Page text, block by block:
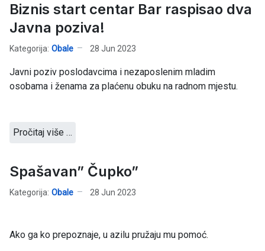
Biznis start centar Bar raspisao dva
Javna poziva!
Kategorija: Obale 28 Jun 2023
Javni poziv poslodavcima i nezaposlenim mladim
osobama i ženama za plaćenu obuku na radnom mjestu.
Pročitaj više …
Spašavan” Čupko”
Kategorija: Obale 28 Jun 2023
Ako ga ko prepoznaje, u azilu pružaju mu pomoć.